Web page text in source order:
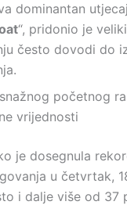
dominantan
“, pridonio je
često dovodi do
početnog
vrijednosti
je dosegnula
u četvrtak,
i dalje više od 37